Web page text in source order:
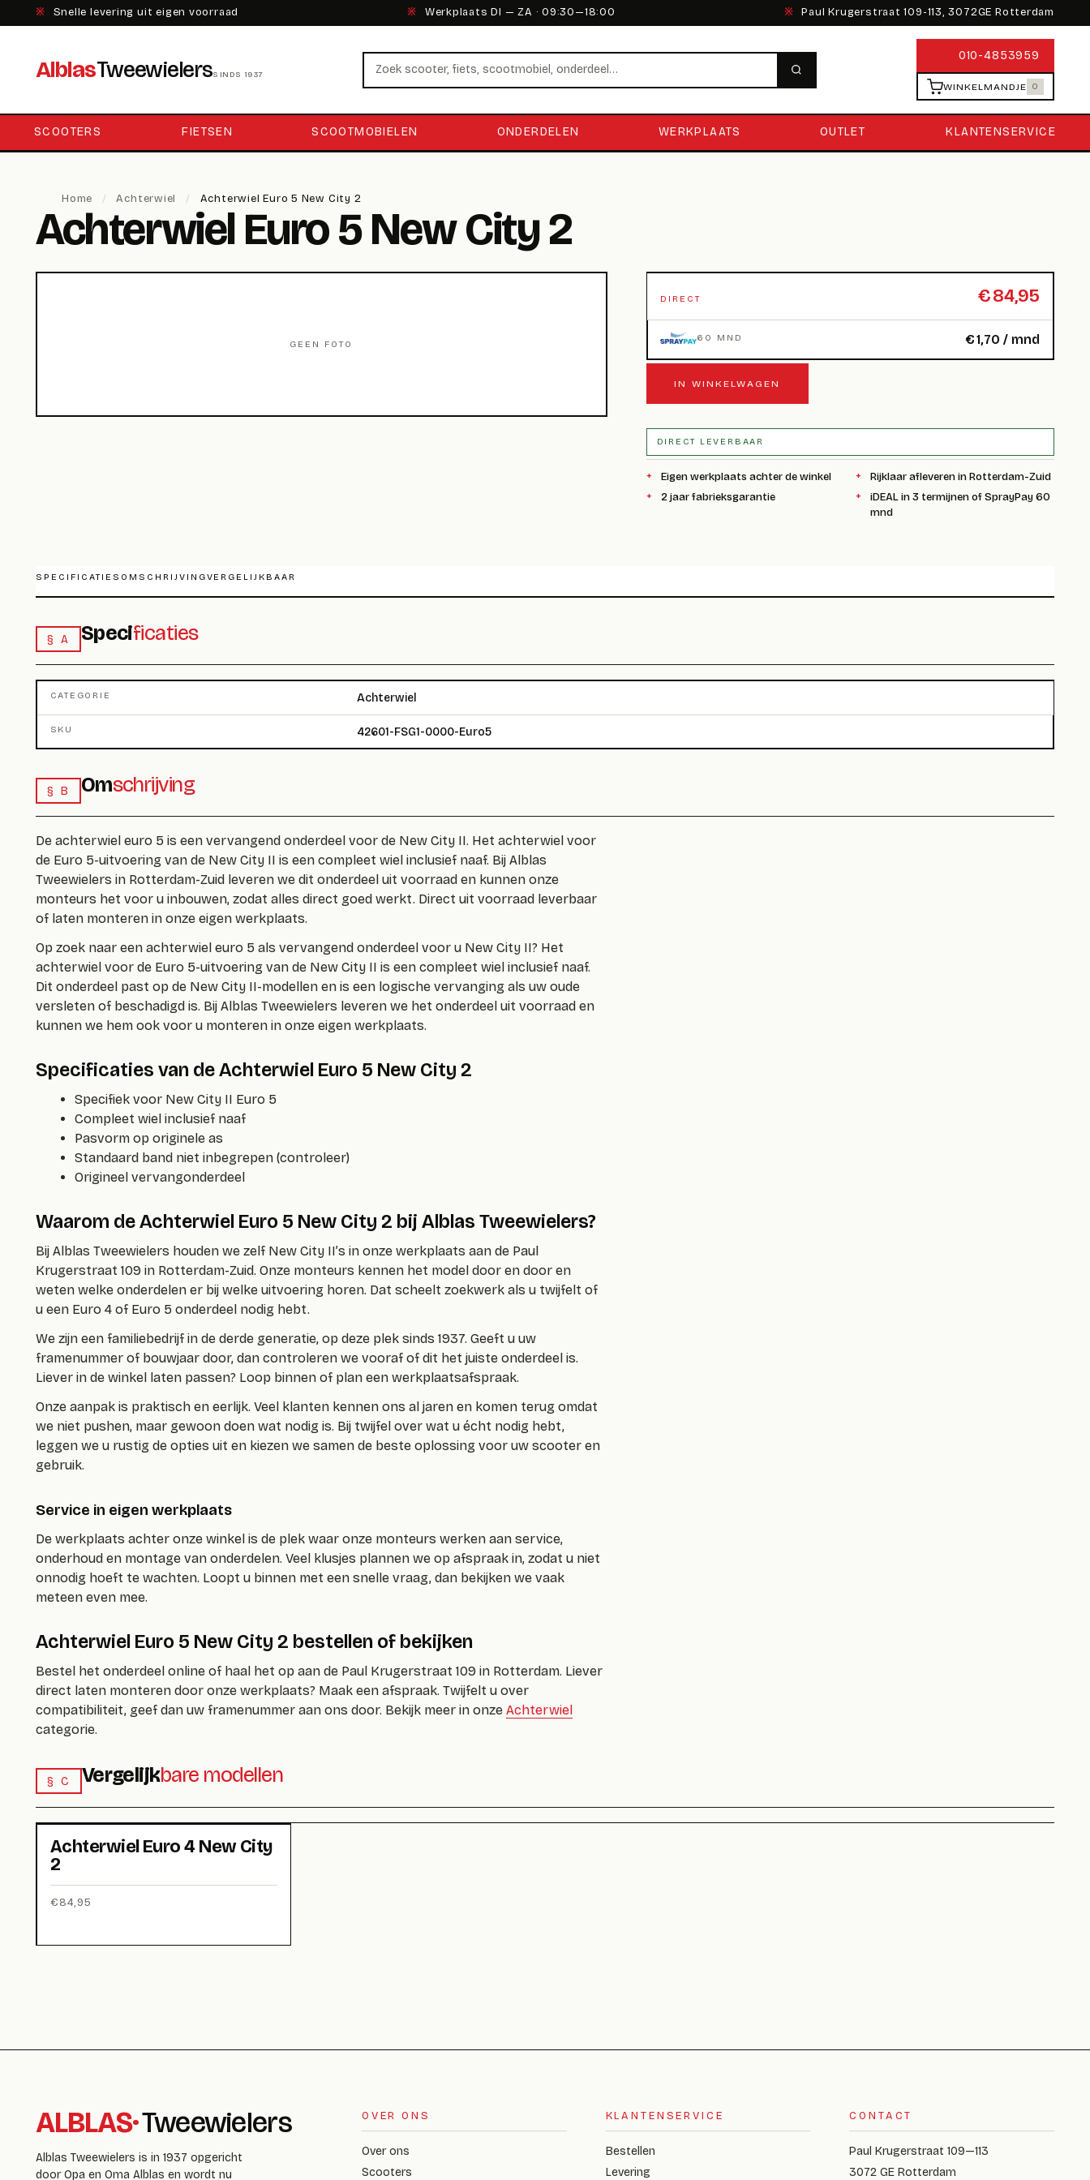
※ Snelle levering uit eigen voorraad ※ Werkplaats DI — ZA · 09:30—18:00 ※ Paul Krugerstraat 109-113, 3072GE Rotterdam
AlblasTweewielersSINDS 1937
Zoeken 010-4853959
WINKELMANDJE 0
SCOOTERS FIETSEN SCOOTMOBIELEN ONDERDELEN WERKPLAATS OUTLET KLANTENSERVICE
Home / Achterwiel / Achterwiel Euro 5 New City 2
Achterwiel Euro 5 New City 2
GEEN FOTO
DIRECT €84,95
60 MND €1,70 / mnd
IN WINKELWAGEN
DIRECT LEVERBAAR
Eigen werkplaats achter de winkel
Rijklaar afleveren in Rotterdam-Zuid
2 jaar fabrieksgarantie
iDEAL in 3 termijnen of SprayPay 60
mnd
SPECIFICATIES OMSCHRIJVINGVERGELIJKBAAR
§ A Specificaties
CATEGORIE Achterwiel
SKU 42601-FSG1-0000-Euro5
§ B Omschrijving
De achterwiel euro 5 is een vervangend onderdeel voor de New City II. Het achterwiel voor
de Euro 5-uitvoering van de New City II is een compleet wiel inclusief naaf. Bij Alblas
Tweewielers in Rotterdam-Zuid leveren we dit onderdeel uit voorraad en kunnen onze
monteurs het voor u inbouwen, zodat alles direct goed werkt. Direct uit voorraad leverbaar
of laten monteren in onze eigen werkplaats.
Op zoek naar een achterwiel euro 5 als vervangend onderdeel voor u New City II? Het
achterwiel voor de Euro 5-uitvoering van de New City II is een compleet wiel inclusief naaf.
Dit onderdeel past op de New City II-modellen en is een logische vervanging als uw oude
versleten of beschadigd is. Bij Alblas Tweewielers leveren we het onderdeel uit voorraad en
kunnen we hem ook voor u monteren in onze eigen werkplaats.
Specificaties van de Achterwiel Euro 5 New City 2
Specifiek voor New City II Euro 5
Compleet wiel inclusief naaf
Pasvorm op originele as
Standaard band niet inbegrepen (controleer)
Origineel vervangonderdeel
Waarom de Achterwiel Euro 5 New City 2 bij Alblas Tweewielers?
Bij Alblas Tweewielers houden we zelf New City II’s in onze werkplaats aan de Paul
Krugerstraat 109 in Rotterdam-Zuid. Onze monteurs kennen het model door en door en
weten welke onderdelen er bij welke uitvoering horen. Dat scheelt zoekwerk als u twijfelt of
u een Euro 4 of Euro 5 onderdeel nodig hebt.
We zijn een familiebedrijf in de derde generatie, op deze plek sinds 1937. Geeft u uw
framenummer of bouwjaar door, dan controleren we vooraf of dit het juiste onderdeel is.
Liever in de winkel laten passen? Loop binnen of plan een werkplaatsafspraak.
Onze aanpak is praktisch en eerlijk. Veel klanten kennen ons al jaren en komen terug omdat
we niet pushen, maar gewoon doen wat nodig is. Bij twijfel over wat u écht nodig hebt,
leggen we u rustig de opties uit en kiezen we samen de beste oplossing voor uw scooter en
gebruik.
Service in eigen werkplaats
De werkplaats achter onze winkel is de plek waar onze monteurs werken aan service,
onderhoud en montage van onderdelen. Veel klusjes plannen we op afspraak in, zodat u niet
onnodig hoeft te wachten. Loopt u binnen met een snelle vraag, dan bekijken we vaak
meteen even mee.
Achterwiel Euro 5 New City 2 bestellen of bekijken
Bestel het onderdeel online of haal het op aan de Paul Krugerstraat 109 in Rotterdam. Liever
direct laten monteren door onze werkplaats? Maak een afspraak. Twijfelt u over
compatibiliteit, geef dan uw framenummer aan ons door. Bekijk meer in onze Achterwiel
categorie.
§ C Vergelijkbare modellen
Achterwiel Euro 4 New City
2
€84,95
ALBLAS·Tweewielers
Alblas Tweewielers is in 1937 opgericht
door Opa en Oma Alblas en wordt nu
OVER ONS
Over ons
Scooters
KLANTENSERVICE
Bestellen
Levering
CONTACT
Paul Krugerstraat 109—113
3072 GE Rotterdam